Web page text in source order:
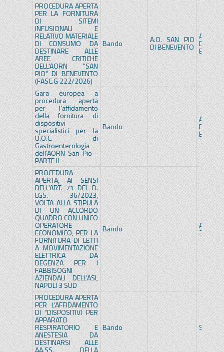
PROCEDURA APERTA
PER LA FORNITURA
DI SITEMI
INFUSIONALI E
RELATIVO MATERIALE
DI CONSUMO DA
DESTINARE ALLE
AREE CRITICHE
DELL'AORN "SAN
PIO" DI BENEVENTO
(FASC.G 222/2026)
Bando A.O. SAN PIO
DI BENEVENTO
A.O.
DI
Gara europea a
procedura aperta
per l’affidamento
della fornitura di
dispositivi
specialistici per la
U.O.C. di
Gastroenterologia
dell’AORN San Pio -
PARTE II
Bando
A.O.
DI
PROCEDURA
APERTA, AI SENSI
DELL’ART. 71 DEL D.
LGS. 36/2023,
VOLTA ALLA STIPULA
DI UN ACCORDO
QUADRO CON UNICO
OPERATORE
ECONOMICO, PER LA
FORNITURA DI LETTI
A MOVIMENTAZIONE
ELETTRICA DA
DEGENZA PER I
FABBISOGNI
AZIENDALI DELL’ASL
NAPOLI 3 SUD
Bando A.S.L.
3 SUD
PROCEDURA APERTA
PER L’AFFIDAMENTO
DI “DISPOSITIVI PER
APPARATO
RESPIRATORIO E
ANESTESIA DA
DESTINARSI ALLE
AA.SS. DELLA
Bando